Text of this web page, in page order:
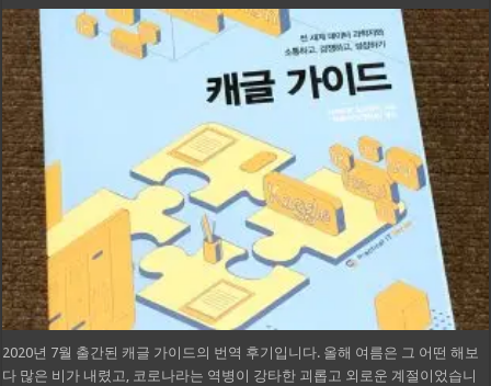
2020년 7월 출간된 캐글 가이드의 번역 후기입니다. 올해 여름은 그 어떤 해보
다 많은 비가 내렸고, 코로나라는 역병이 강타한 괴롭고 외로운 계절이었습니